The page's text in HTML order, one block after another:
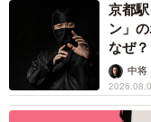
京都
ン」
なぜ
未熟」
中将